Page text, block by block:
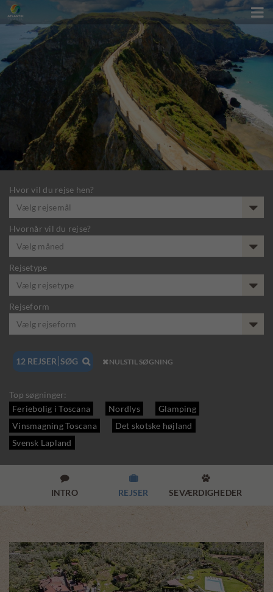

Hvor vil du rejse hen?
Vælg rejsemål
Hvornår vil du rejse?
Vælg måned
Rejsetype
Vælg rejsetype
Rejseform
Vælg rejseform
12 REJSER SØG   NULSTIL SØGNING
Top søgninger:
Feriebolig i Toscana
Nordlys
Glamping
Vinsmagning Toscana
Det skotske højland
Svensk Lapland

INTRO

REJSER

SEVÆRDIGHEDER